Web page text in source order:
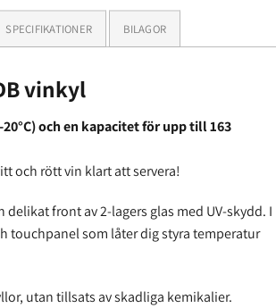
SPECIFIKATIONER BILAGOR
vinkyl
och en kapacitet för upp till 163
och rött vin klart att servera!
front av 2-lagers glas med UV-skydd. I
touchpanel som låter dig styra temperatur
utan tillsats av skadliga kemikalier.